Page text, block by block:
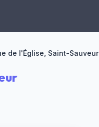
de l'Église, Saint-Sauveur